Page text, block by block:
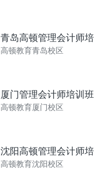
青岛高顿管理会计师
高顿教育青岛校区
厦门管理会计师培训班
高顿教育厦门校区
沈阳高顿管理会计师
高顿教育沈阳校区